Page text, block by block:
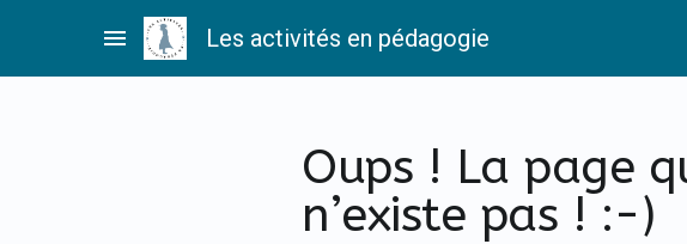
menu Les activités en pédagogie
Oups ! La page
n’existe pas ! :-)